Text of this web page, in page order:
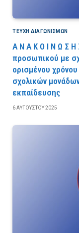
ΤΕΎΧΗ ΔΙΑΓΩΝΙΣΜΏΝ
Α Ν Α Κ Ο Ι Ν Ω Σ Η
προσωπικού με
ορισμένου
σχολικών
εκπαίδευσης
6 ΑΥΓΟΎΣΤΟΥ 2025